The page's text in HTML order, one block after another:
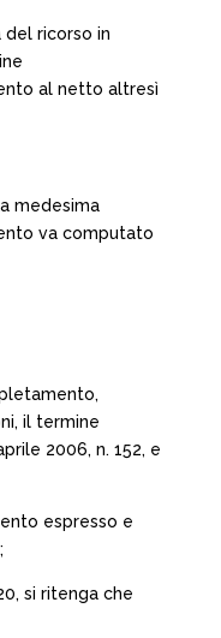
del ricorso in
al netto altresì
medesima
va computato
il termine
2006, n. 152, e
espresso e
si ritenga che